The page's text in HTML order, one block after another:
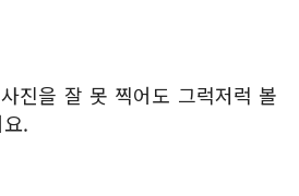
진을 잘 못 찍어도 그럭저럭 볼
.